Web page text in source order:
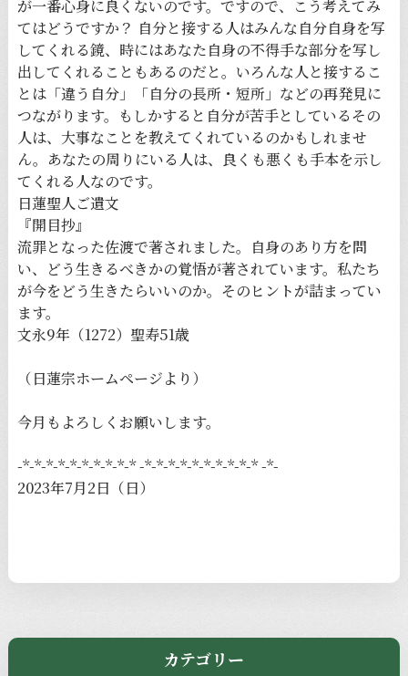
が一番心身に良くないのです。ですので、こう考えてみ
てはどうですか？ 自分と接する人はみんな自分自身を写
してくれる鏡、時にはあなた自身の不得手な部分を写し
出してくれることもあるのだと。いろんな人と接するこ
とは「違う自分」「自分の長所・短所」などの再発見に
つながります。もしかすると自分が苦手としているその
人は、大事なことを教えてくれているのかもしれませ
ん。あなたの周りにいる人は、良くも悪くも手本を示し
てくれる人なのです。
日蓮聖人ご遺文
『開目抄』
流罪となった佐渡で著されました。自身のあり方を問
い、どう生きるべきかの覚悟が著されています。私たち
が今をどう生きたらいいのか。そのヒントが詰まってい
ます。
文永9年（1272）聖寿51歳
（日蓮宗ホームページより）
今月もよろしくお願いします。
-*-*-*-*-*-*-*-*-*-* -*-*-*-*-*-*-*-*-*-* -*-
2023年7月2日（日）
カテゴリー